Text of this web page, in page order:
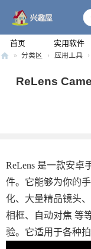
首页 实用软件
» 分类区 › 应用工具 ›
ReLens
ReLens 是一款安卓
件。它能够为你的
化、大量精品镜头
相框、自动对焦 等
验。它适用于各种